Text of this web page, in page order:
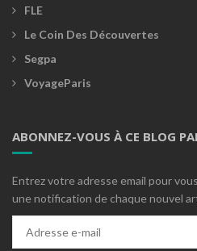
FLE
Le Coin Des Découvertes
Segpa
VoyageParis
ABONNEZ-VOUS À CE BLOG
Entrez votre adresse email pour
une notification de chaque nouvel